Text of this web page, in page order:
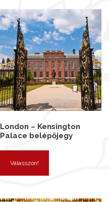
London – Kensington
Palace belépőjegy
Válasszon!